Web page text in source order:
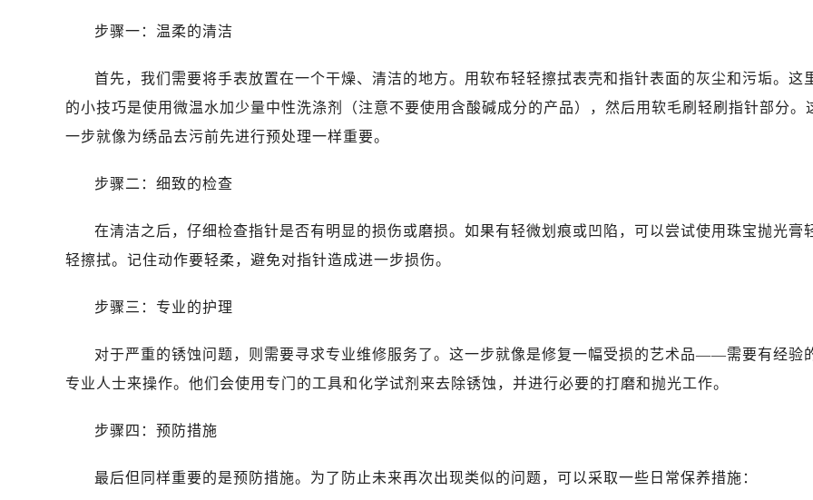
步骤一：温柔的清洁
首先，我们需要将手表放置在一个干燥、清洁的地方。用软布轻轻擦拭表壳和指针表面的灰尘和污垢。这
的小技巧是使用微温水加少量中性洗涤剂（注意不要使用含酸碱成分的产品），然后用软毛刷轻刷指针部分。
一步就像为绣品去污前先进行预处理一样重要。
步骤二：细致的检查
在清洁之后，仔细检查指针是否有明显的损伤或磨损。如果有轻微划痕或凹陷，可以尝试使用珠宝抛光膏
轻擦拭。记住动作要轻柔，避免对指针造成进一步损伤。
步骤三：专业的护理
对于严重的锈蚀问题，则需要寻求专业维修服务了。这一步就像是修复一幅受损的艺术品——需要有经验
专业人士来操作。他们会使用专门的工具和化学试剂来去除锈蚀，并进行必要的打磨和抛光工作。
步骤四：预防措施
最后但同样重要的是预防措施。为了防止未来再次出现类似的问题，可以采取一些日常保养措施：